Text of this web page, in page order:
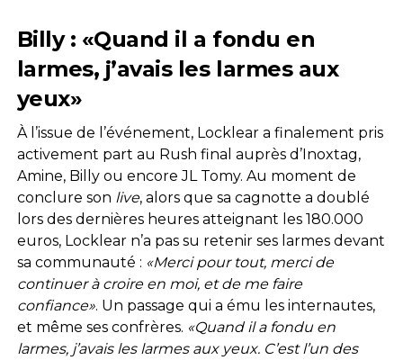
Billy : «Quand il a fondu en
larmes, j’avais les larmes aux
yeux»
À l’issue de l’événement, Locklear a finalement pris
activement part au Rush final auprès d’Inoxtag,
Amine, Billy ou encore JL Tomy. Au moment de
conclure son live, alors que sa cagnotte a doublé
lors des dernières heures atteignant les 180.000
euros, Locklear n’a pas su retenir ses larmes devant
sa communauté : «Merci pour tout, merci de
continuer à croire en moi, et de me faire
confiance». Un passage qui a ému les internautes,
et même ses confrères. «Quand il a fondu en
larmes, j’avais les larmes aux yeux. C’est l’un des